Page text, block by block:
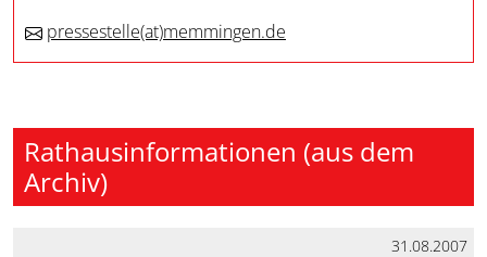
pressestelle(at)memmingen.de
Rathausinformationen (aus dem
Archiv)
31.08.2007